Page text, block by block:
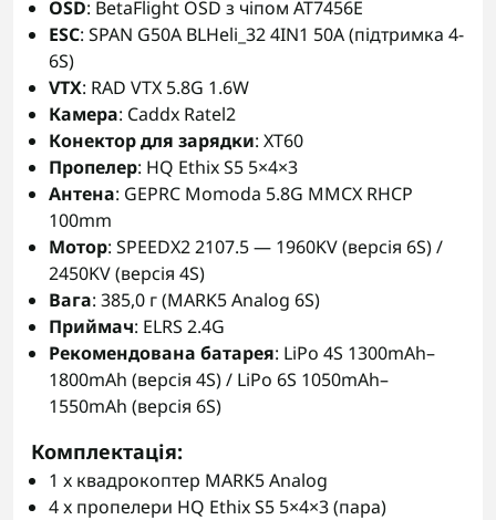
OSD: BetaFlight OSD з чіпом AT7456E
ESC: SPAN G50A BLHeli_32 4IN1 50A (підтримка 4-
6S)
VTX: RAD VTX 5.8G 1.6W
Камера: Caddx Ratel2
Конектор для зарядки: XT60
Пропелер: HQ Ethix S5 5×4×3
Антена: GEPRC Momoda 5.8G MMCX RHCP
100mm
Мотор: SPEEDX2 2107.5 — 1960KV (версія 6S) /
2450KV (версія 4S)
Вага: 385,0 г (MARK5 Analog 6S)
Приймач: ELRS 2.4G
Рекомендована батарея: LiPo 4S 1300mAh–
1800mAh (версія 4S) / LiPo 6S 1050mAh–
1550mAh (версія 6S)
Комплектація:
1 x квадрокоптер MARK5 Analog
4 x пропелери HQ Ethix S5 5×4×3 (пара)